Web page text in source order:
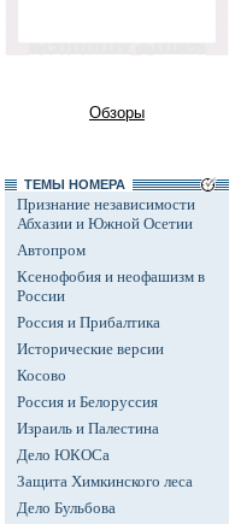
Обзоры
ТЕМЫ НОМЕРА
Признание независимости
Абхазии и Южной Осетии
Автопром
Ксенофобия и неофашизм в
России
Россия и Прибалтика
Исторические версии
Косово
Россия и Белоруссия
Израиль и Палестина
Дело ЮКОСа
Защита Химкинского леса
Дело Бульбова